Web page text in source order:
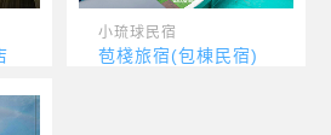
小琉球民宿
苞棧旅宿(包棟民宿)